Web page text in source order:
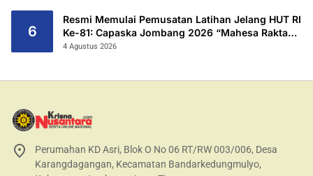
6
Resmi Memulai Pemusatan Latihan Jelang HUT RI
Ke-81: Capaska Jombang 2026 “Mahesa Rakta
Garuda Yudha”.
4 Agustus 2026
Perumahan KD Asri, Blok O No 06 RT/RW 003/006, Desa
Karangdagangan, Kecamatan Bandarkedungmulyo,